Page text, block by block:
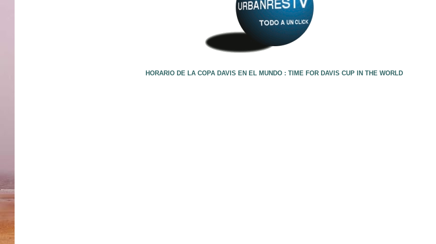
HORARIO DE LA COPA DAVIS EN EL MUNDO : TIME FOR DAVIS CUP IN THE WORLD